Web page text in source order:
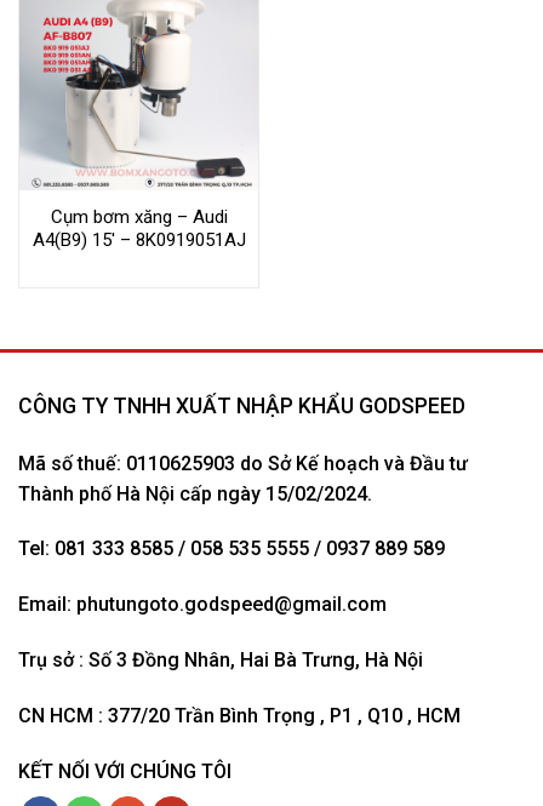
Cụm bơm xăng – Audi
A4(B9) 15′ – 8K0919051AJ
CÔNG TY TNHH XUẤT NHẬP KHẨU GODSPEED
Mã số thuế: 0110625903 do Sở Kế hoạch và Đầu tư
Thành phố Hà Nội cấp ngày 15/02/2024.
Tel: 081 333 8585 / 058 535 5555 / 0937 889 589
Email: phutungoto.godspeed@gmail.com
Trụ sở : Số 3 Đồng Nhân, Hai Bà Trưng, Hà Nội
CN HCM : 377/20 Trần Bình Trọng , P1 , Q10 , HCM
KẾT NỐI VỚI CHÚNG TÔI